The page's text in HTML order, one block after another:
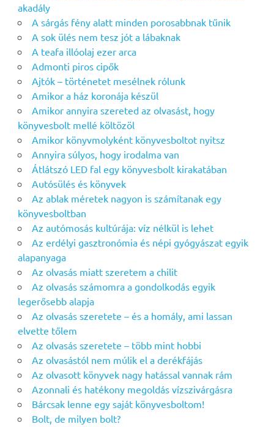
akadály
A sárgás fény alatt minden porosabbnak tűnik
A sok ülés nem tesz jót a lábaknak
A teafa illóolaj ezer arca
Admonti piros cipők
Ajtók – történetet mesélnek rólunk
Amikor a ház koronája készül
Amikor annyira szereted az olvasást, hogy
könyvesbolt mellé költözöl
Amikor könyvmolyként könyvesboltot nyitsz
Annyira súlyos, hogy irodalma van
Átlátszó LED fal egy könyvesbolt kirakatában
Autósülés és könyvek
Az ablak méretek nagyon is számítanak egy
könyvesboltban
Az autómosás kultúrája: víz nélkül is lehet
Az erdélyi gasztronómia és népi gyógyászat egyik
alapanyaga
Az olvasás miatt szeretem a chilit
Az olvasás számomra a gondolkodás egyik
legerősebb alapja
Az olvasás szeretete – és a homály, ami lassan
elvette tőlem
Az olvasás szeretete – több mint hobbi
Az olvasástól nem múlik el a derékfájás
Az olvasott könyvek nagy hatással vannak rám
Azonnali és hatékony megoldás vízszivárgásra
Bárcsak lenne egy saját könyvesboltom!
Bolt, de milyen bolt?